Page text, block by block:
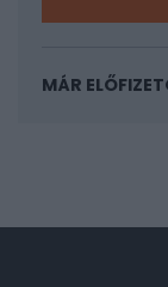
MÁR